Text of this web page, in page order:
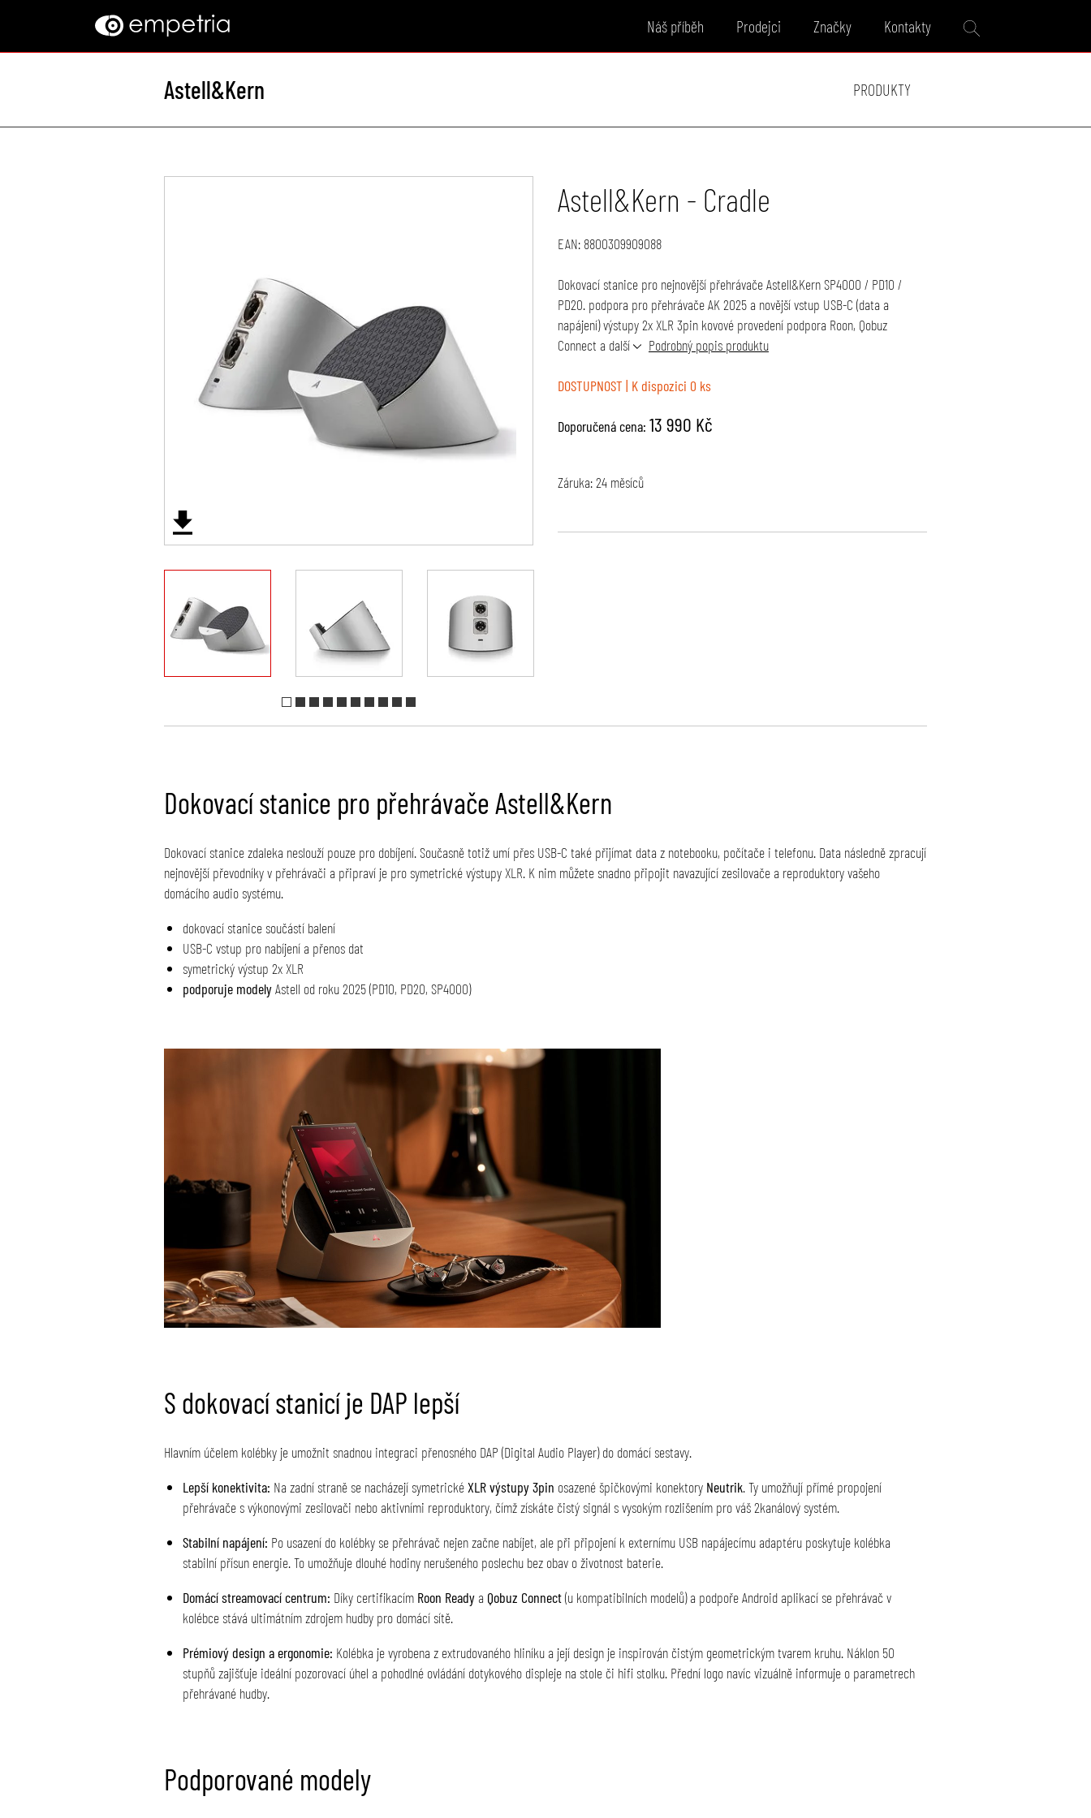
Náš příběh Prodejci Značky Kontakty
Astell&Kern PRODUKTY
Astell&Kern - Cradle
EAN:8800309909088
Dokovací stanice pro nejnovější přehrávače Astell&Kern SP4000 / PD10 /
PD20. podpora pro přehrávače AK 2025 a novější vstup USB-C (data a
napájení) výstupy 2x XLR 3pin kovové provedení podpora Roon, Qobuz
Connect a další
Podrobný popis produktu
DOSTUPNOST | K dispozici 0 ks
Doporučená cena: 13 990 Kč
Záruka: 24 měsíců
Dokovací stanice pro přehrávače Astell&Kern
Dokovací stanice zdaleka neslouží pouze pro dobíjení. Současně totiž umí přes USB-C také přijímat data z notebooku, počítače i telefonu. Data následně zpracují
nejnovější převodníky v přehrávači a připraví je pro symetrické výstupy XLR. K nim můžete snadno připojit navazující zesilovače a reproduktory vašeho
domácího audio systému.
dokovací stanice součástí balení
USB-C vstup pro nabíjení a přenos dat
symetrický výstup 2x XLR
podporuje modelyAstell od roku 2025 (PD10, PD20, SP4000)
S dokovací stanicí je DAP lepší
Hlavním účelem kolébky je umožnit snadnou integraci přenosného DAP (Digital Audio Player) do domácí sestavy.
Lepší konektivita: Na zadní straně se nacházejí symetrickéXLR výstupy 3pin osazené špičkovými konektory Neutrik. Ty umožňují přímé propojení
přehrávače s výkonovými zesilovači nebo aktivními reproduktory, čímž získáte čistý signál s vysokým rozlišením pro váš 2kanálový systém.
Stabilní napájení: Po usazení do kolébky se přehrávač nejen začne nabíjet, ale při připojení k externímu USB napájecímu adaptéru poskytuje kolébka
stabilní přísun energie. To umožňuje dlouhé hodiny nerušeného poslechu bez obav o životnost baterie.
Domácí streamovací centrum: Díky certifikacím Roon Readya Qobuz Connect(u kompatibilních modelů) a podpoře Android aplikací se přehrávač v
kolébce stává ultimátním zdrojem hudby pro domácí sítě.
Prémiový design a ergonomie: Kolébka je vyrobena z extrudovaného hliníku a její design je inspirován čistým geometrickým tvarem kruhu. Náklon 50
stupňů zajišťuje ideální pozorovací úhel a pohodlné ovládání dotykového displeje na stole či hifi stolku. Přední logo navíc vizuálně informuje o parametrech
přehrávané hudby.
Podporované modely